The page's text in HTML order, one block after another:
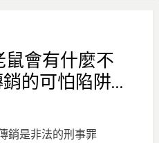
會有什麼不
的可怕陷阱…
銷是非法的刑事罪